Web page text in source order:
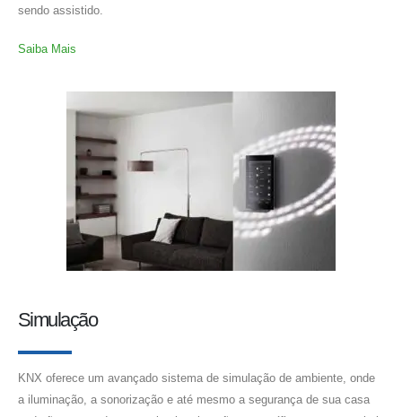
sendo assistido.
Saiba Mais
Simulação
KNX oferece um avançado sistema de simulação de ambiente, onde
a iluminação, a sonorização e até mesmo a segurança de sua casa